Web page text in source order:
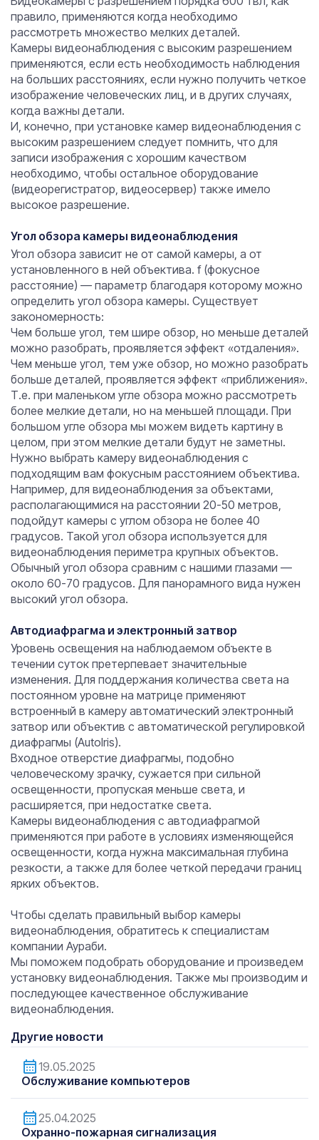
Другие новости
19.05.2025
Обслуживание компьютеров
25.04.2025
Охранно-пожарная сигнализация
правило, применяются когда необходимо
рассмотреть множество мелких деталей.
Камеры видеонаблюдения с высоким разрешением
применяются, если есть необходимость наблюдения
на больших расстояниях, если нужно получить четкое
изображение человеческих лиц, и в других случаях,
когда важны детали.
И, конечно, при установке камер видеонаблюдения с
высоким разрешением следует помнить, что для
записи изображения с хорошим качеством
необходимо, чтобы остальное оборудование
(видеорегистратор, видеосервер) также имело
высокое разрешение.
Угол обзора камеры видеонаблюдения
Угол обзора зависит не от самой камеры, а от
установленного в ней объектива. f (фокусное
расстояние) — параметр благодаря которому можно
определить угол обзора камеры. Существует
закономерность:
Чем больше угол, тем шире обзор, но меньше деталей
можно разобрать, проявляется эффект «отдаления».
Чем меньше угол, тем уже обзор, но можно разобрать
больше деталей, проявляется эффект «приближения».
Т.е. при маленьком угле обзора можно рассмотреть
более мелкие детали, но на меньшей площади. При
большом угле обзора мы можем видеть картину в
целом, при этом мелкие детали будут не заметны.
Нужно выбрать камеру видеонаблюдения с
подходящим вам фокусным расстоянием объектива.
Например, для видеонаблюдения за объектами,
располагающимися на расстоянии 20-50 метров,
подойдут камеры с углом обзора не более 40
градусов. Такой угол обзора используется для
видеонаблюдения периметра крупных объектов.
Обычный угол обзора сравним с нашими глазами —
около 60-70 градусов. Для панорамного вида нужен
высокий угол обзора.
Автодиафрагма и электронный затвор
Уровень освещения на наблюдаемом объекте в
течении суток претерпевает значительные
изменения. Для поддержания количества света на
постоянном уровне на матрице применяют
встроенный в камеру автоматический электронный
затвор или объектив с автоматической регулировкой
диафрагмы (AutoIris).
Входное отверстие диафрагмы, подобно
человеческому зрачку, сужается при сильной
освещенности, пропуская меньше света, и
расширяется, при недостатке света.
Камеры видеонаблюдения с автодиафрагмой
применяются при работе в условиях изменяющейся
освещенности, когда нужна максимальная глубина
резкости, а также для более четкой передачи границ
ярких объектов.
Чтобы сделать правильный выбор камеры
видеонаблюдения, обратитесь к специалистам
компании Аураби.
Мы поможем подобрать оборудование и произведем
установку видеонаблюдения. Также мы производим и
последующее качественное обслуживание
видеонаблюдения.